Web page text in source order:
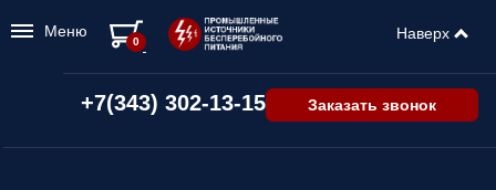
+7(343) 302-13-15 Заказать звонок
Меню Наверх
0